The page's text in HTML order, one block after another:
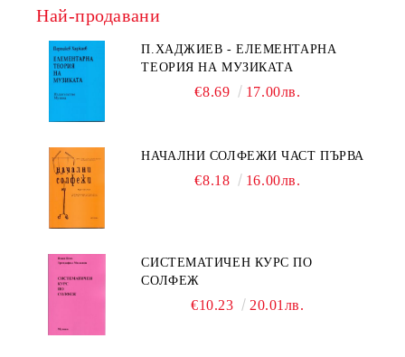
Най-продавани
П.ХАДЖИЕВ - ЕЛЕМЕНТАРНА
ТЕОРИЯ НА МУЗИКАТА
€8.69 17.00лв.
НАЧАЛНИ СОЛФЕЖИ ЧАСТ ПЪРВА
€8.18 16.00лв.
СИСТЕМАТИЧЕН КУРС ПО
СОЛФЕЖ
€10.23 20.01лв.